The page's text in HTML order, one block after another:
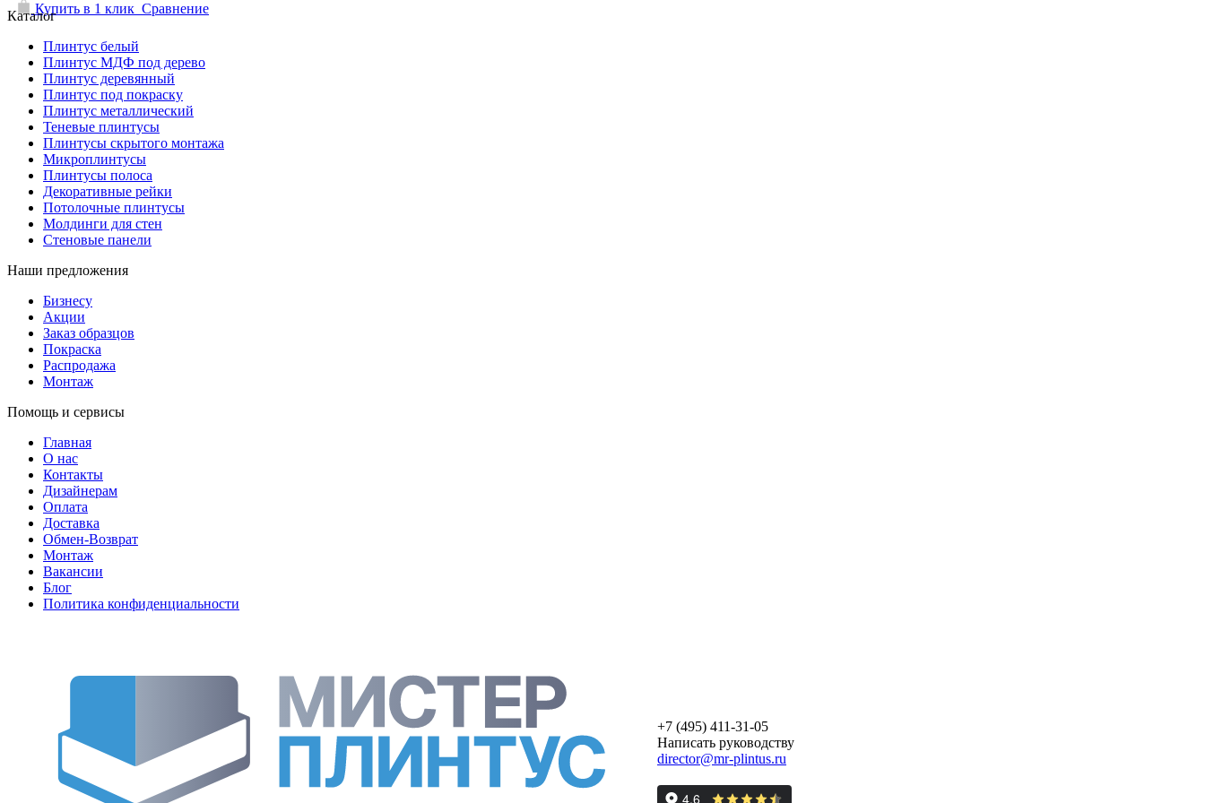
Купить в 1 клик Сравнение
Каталог
Плинтус белый
Плинтус МДФ под дерево
Плинтус деревянный
Плинтус под покраску
Плинтус металлический
Теневые плинтусы
Плинтусы скрытого монтажа
Микроплинтусы
Плинтусы полоса
Декоративные рейки
Потолочные плинтусы
Молдинги для стен
Стеновые панели
Наши предложения
Бизнесу
Акции
Заказ образцов
Покраска
Распродажа
Монтаж
Помощь и сервисы
Главная
О нас
Контакты
Дизайнерам
Оплата
Доставка
Обмен-Возврат
Монтаж
Вакансии
Блог
Политика конфиденциальности
+7 (495) 411-31-05
Написать руководству
director@mr-plintus.ru